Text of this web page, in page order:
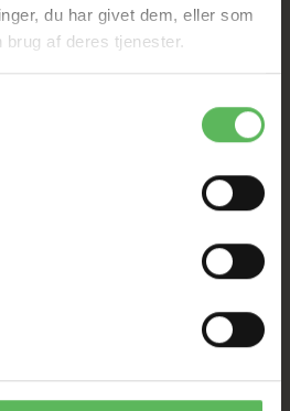
du har givet dem, eller som
af deres tjenester.
AUGUST
IKKE
BUTIKKERE